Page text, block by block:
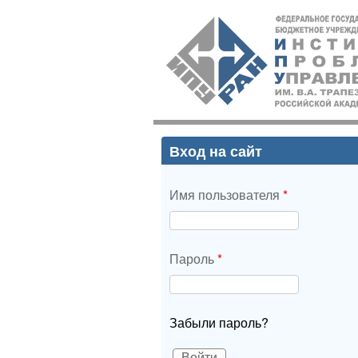
ИПУ
РАН
Вход на сайт
Имя пользователя *
Пароль*
Забыли пароль?